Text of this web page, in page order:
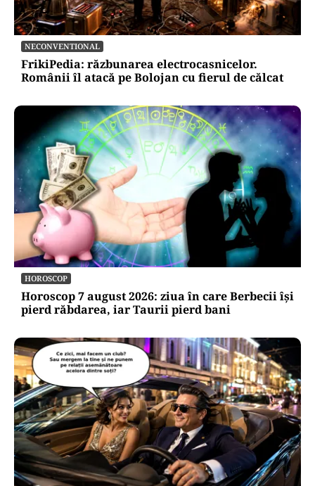
NECONVENTIONAL
FrikiPedia: răzbunarea electrocasnicelor.
Românii îl atacă pe Bolojan cu fierul de călcat
HOROSCOP
Horoscop 7 august 2026: ziua în care Berbecii își
pierd răbdarea, iar Taurii pierd bani